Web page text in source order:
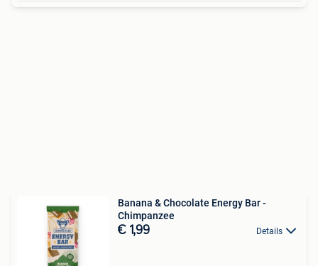
Banana & Chocolate Energy Bar -
Chimpanzee
€ 1,99 Details